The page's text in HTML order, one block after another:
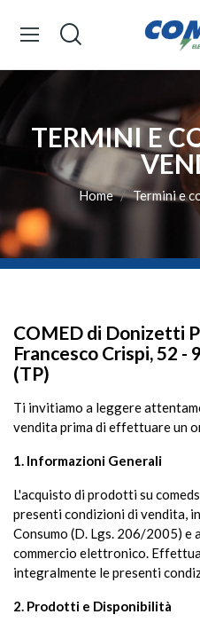
TERMINI E
Home Termini e
COMED di Donizetti
Francesco Crispi, 52 -
(TP)
Ti invitiamo a leggere
vendita prima di effettuare un
1. Informazioni Generali
L'acquisto di prodotti su
presenti condizioni di vendita,
Consumo (D. Lgs. 206/2005) e
commercio elettronico.
integralmente le presenti
2. Prodotti e Disponibilità